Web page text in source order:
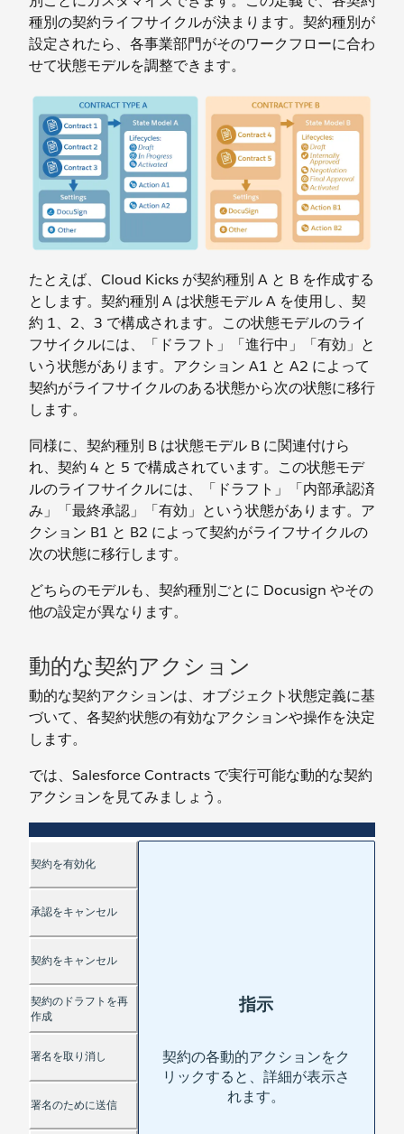
種別の契約ライフサイクルが決まります。契約種別が
設定されたら、各事業部門がそのワークフローに合わ
せて状態モデルを調整できます。
たとえば、Cloud Kicks が契約種別 A と B を作成する
とします。契約種別 A は状態モデル A を使用し、契
約 1、2、3 で構成されます。この状態モデルのライ
フサイクルには、「ドラフト」「進行中」「有効」と
いう状態があります。アクション A1 と A2 によって
契約がライフサイクルのある状態から次の状態に移行
します。
同様に、契約種別 B は状態モデル B に関連付けら
れ、契約 4 と 5 で構成されています。この状態モデ
ルのライフサイクルには、「ドラフト」「内部承認済
み」「最終承認」「有効」という状態があります。ア
クション B1 と B2 によって契約がライフサイクルの
次の状態に移行します。
どちらのモデルも、契約種別ごとに Docusign やその
他の設定が異なります。
動的な契約アクション
動的な契約アクションは、オブジェクト状態定義に基
づいて、各契約状態の有効なアクションや操作を決定
します。
では、Salesforce Contracts で実行可能な動的な契約
アクションを見てみましょう。